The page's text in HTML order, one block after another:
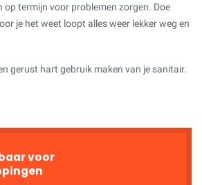
op termijn voor problemen zorgen. Doe
je het weet loopt alles weer lekker weg en
gerust hart gebruik maken van je sanitair.
voor